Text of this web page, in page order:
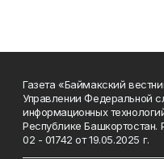
Газета «Баймакский
Управлении Федеральной
информационных
Республике
02 - 01742 от 19.05.2025 г.